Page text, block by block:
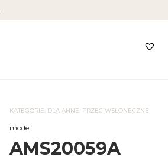
KATEGORIE: DLA ANNE, PRZECIWSŁONECZNE
model
AMS20059A